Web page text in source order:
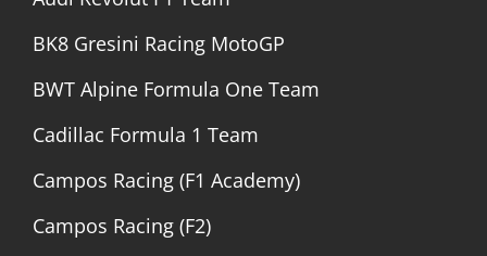
BK8 Gresini Racing MotoGP
BWT Alpine Formula One Team
Cadillac Formula 1 Team
Campos Racing (F1 Academy)
Campos Racing (F2)